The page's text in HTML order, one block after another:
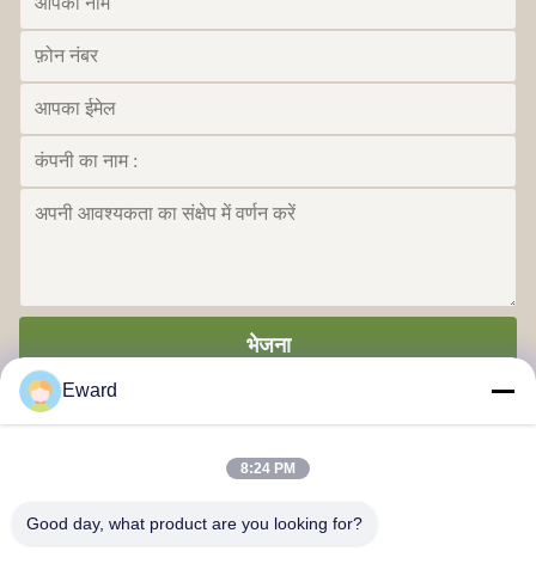
भेजना
Eward
8:24 PM
Good day, what product are you looking for?